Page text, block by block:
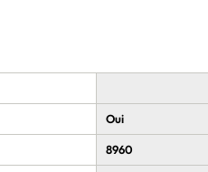
Oui
8960